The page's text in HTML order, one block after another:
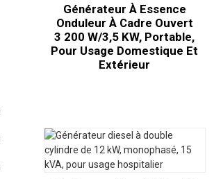
Générateur À Essence
Onduleur À Cadre Ouvert
3 200 W/3,5 KW, Portable,
Pour Usage Domestique Et
Extérieur